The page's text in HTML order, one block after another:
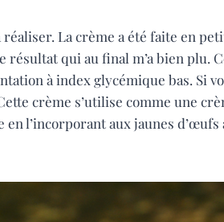
La crème a été faite en
qui au final m’a bien plu.
à index glycémique bas. Si
crème s’utilise comme une
l’incorporant aux jaunes d’œufs